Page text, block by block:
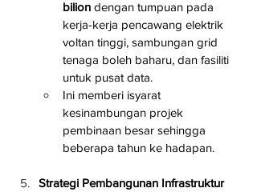
bilion dengan tumpuan pada
kerja-kerja pencawang elektrik
voltan tinggi, sambungan grid
tenaga boleh baharu, dan fasiliti
untuk pusat data.
Ini memberi isyarat
kesinambungan projek
pembinaan besar sehingga
beberapa tahun ke hadapan.
Strategi Pembangunan Infrastruktur